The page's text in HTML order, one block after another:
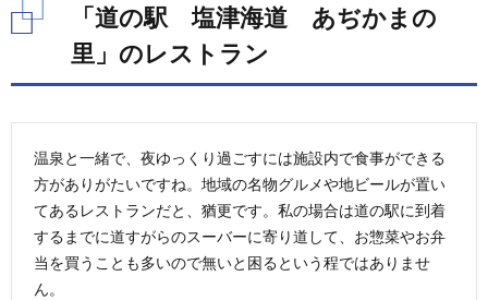
「道の駅 塩津海道 あぢかまの
里」のレストラン
温泉と一緒で、夜ゆっくり過ごすには施設内で食事ができる
方がありがたいですね。地域の名物グルメや地ビールが置い
てあるレストランだと、猶更です。私の場合は道の駅に到着
するまでに道すがらのスーバーに寄り道して、お惣菜やお弁
当を買うことも多いので無いと困るという程ではありませ
ん。